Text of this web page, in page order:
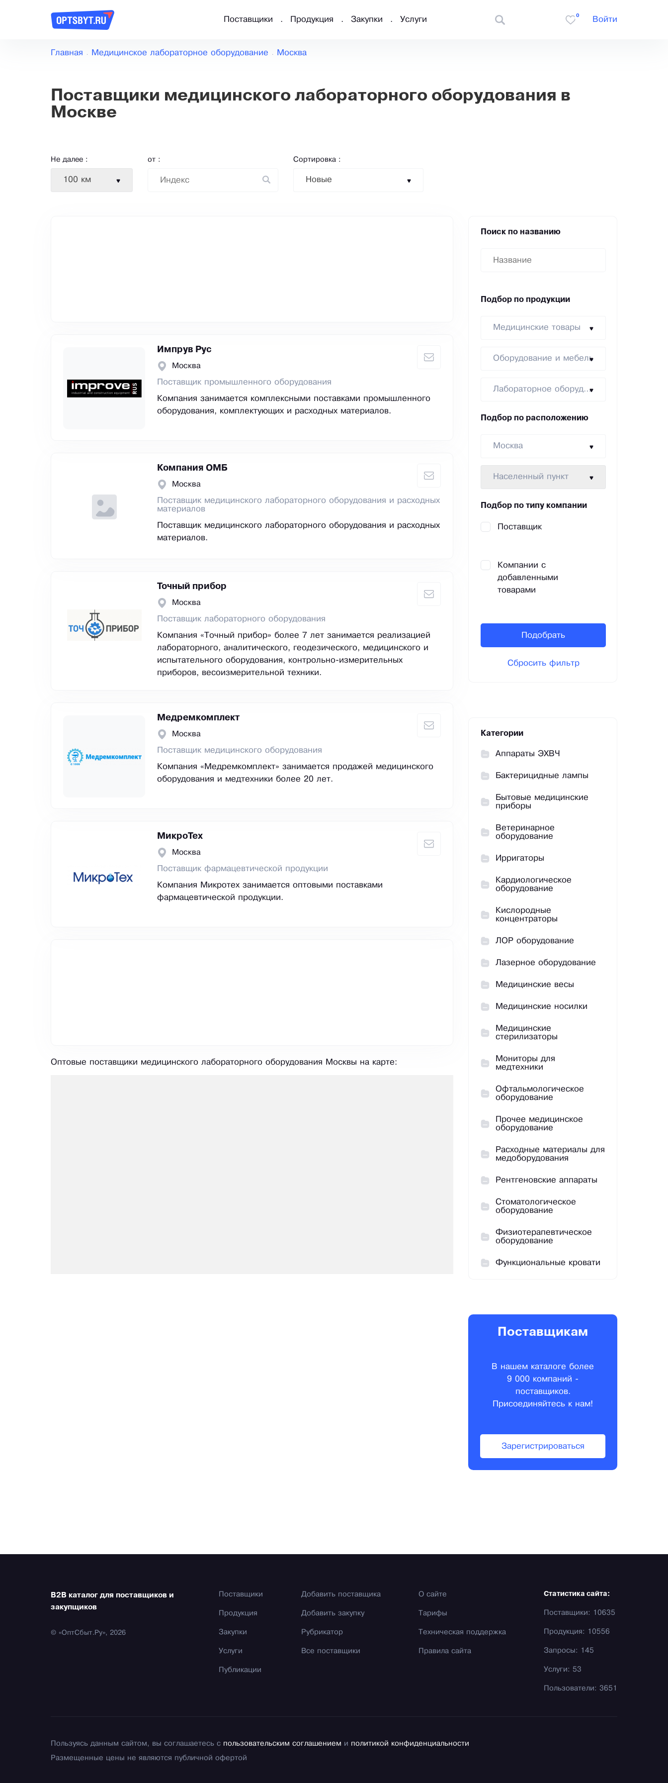
Поставщики Продукция Закупки Услуги
0
Войти
Главная Медицинское лабораторное оборудование Москва
Поставщики медицинского лабораторного оборудования в
Москве
Не далее :
100 км
от : Сортировка :
Новые
Импрув Рус
Москва
Поставщик промышленного оборудования
Компания занимается комплексными поставками промышленного
оборудования, комплектующих и расходных материалов.
Компания ОМБ
Москва
Поставщик медицинского лабораторного оборудования и расходных
материалов
Поставщик медицинского лабораторного оборудования и расходных
материалов.
Точный прибор
Москва
Поставщик лабораторного оборудования
Компания «Точный прибор» более 7 лет занимается реализацией
лабораторного, аналитического, геодезического, медицинского и
испытательного оборудования, контрольно-измерительных
приборов, весоизмерительной техники.
Медремкомплект
Москва
Поставщик медицинского оборудования
Компания «Медремкомплект» занимается продажей медицинского
оборудования и медтехники более 20 лет.
МикроТех
Москва
Поставщик фармацевтической продукции
Компания Микротех занимается оптовыми поставками
фармацевтической продукции.
Оптовые поставщики медицинского лабораторного оборудования Москвы на карте:
Поиск по названию
Подбор по продукции
Медицинские товары
Оборудование и мебель
Лабораторное оборудование
Подбор по расположению
Москва
Населенный пункт
Подбор по типу компании
Поставщик
Компании с
добавленными
товарами
Подобрать
Сбросить фильтр
Категории
Аппараты ЭХВЧ
Бактерицидные лампы
Бытовые медицинские
приборы
Ветеринарное
оборудование
Ирригаторы
Кардиологическое
оборудование
Кислородные
концентраторы
ЛОР оборудование
Лазерное оборудование
Медицинские весы
Медицинские носилки
Медицинские
стерилизаторы
Мониторы для
медтехники
Офтальмологическое
оборудование
Прочее медицинское
оборудование
Расходные материалы для
медоборудования
Рентгеновские аппараты
Стоматологическое
оборудование
Физиотерапевтическое
оборудование
Функциональные кровати
Поставщикам
В нашем каталоге более
9 000 компаний -
поставщиков.
Присоединяйтесь к нам!
Зарегистрироваться
B2B каталог для поставщиков и
закупщиков
© «ОптСбыт.Ру», 2026
Поставщики
Продукция
Закупки
Услуги
Публикации
Добавить поставщика
Добавить закупку
Рубрикатор
Все поставщики
О сайте
Тарифы
Техническая поддержка
Правила сайта
Статистика сайта:
Поставщики: 10635
Продукция: 10556
Запросы: 145
Услуги: 53
Пользователи: 3651
Пользуясь данным сайтом, вы соглашаетесь с пользовательским соглашением и политикой конфиденциальности
Размещенные цены не являются публичной офертой